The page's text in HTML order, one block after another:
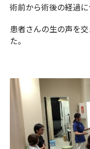
術前から術後の経過
患者さんの生の声を
た。